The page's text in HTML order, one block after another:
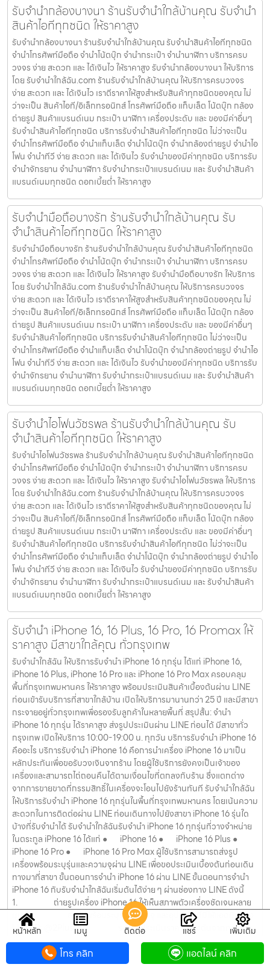
รับจำนำกล้องบางนา ร้านรับจำนำใกล้บ้านคุณ รับจำนำ
สินค้าไอทีทุกชนิด ให้ราคาสูง
รับจำนำกล้องบางนา ร้านรับจำนำใกล้บ้านคุณ รับจำนำสินค้าไอทีทุกชนิด
จำนำโทรศัพท์มือถือ จำนำโน้ตบุ๊ก จำนำกระเป๋า จำนำนาฬิกา บริการครบ
วงจร ง่าย สะดวก และ ได้เงินไว ให้ราคาสูง รับจำนำกล้องบางนา ให้บริการ
โดย รับจํานําใกล้ฉัน.com ร้านรับจำนำใกล้บ้านคุณ ให้บริการครบวงจร
ง่าย สะดวก และ ได้เงินไว เราตีราคาให้สูงสำหรับสินค้าทุกชนิดของคุณ ไม่
ว่าจะเป็น สินค้าไอที/อิเล็กทรอนิกส์ โทรศัพท์มือถือ แท็บเล็ต โน้ตบุ๊ก กล้อง
ถ่ายรูป สินค้าแบรนด์เนม กระเป๋า นาฬิกา เครื่องประดับ และ ของมีค่าอื่นๆ
รับจำนำสินค้าไอทีทุกชนิด บริการรับจำนำสินค้าไอทีทุกชนิด ไม่ว่าจะเป็น
จำนำโทรศัพท์มือถือ จำนำแท็บเล็ต จำนำโน้ตบุ๊ก จำนำกล้องถ่ายรูป จำนำไอ
โฟน จำนำทีวี ง่าย สะดวก และ ได้เงินไว รับจำนำของมีค่าทุกชนิด บริการรับ
จำนำจักรยาน จำนำนาฬิกา รับจำนำกระเป๋าแบรนด์เนม และ รับจำนำสินค้า
แบรนด์เนมทุกชนิด ดอกเบี้ยต่ำ ให้ราคาสูง
รับจำนำมือถือบางรัก ร้านรับจำนำใกล้บ้านคุณ รับ
จำนำสินค้าไอทีทุกชนิด ให้ราคาสูง
รับจำนำมือถือบางรัก ร้านรับจำนำใกล้บ้านคุณ รับจำนำสินค้าไอทีทุกชนิด
จำนำโทรศัพท์มือถือ จำนำโน้ตบุ๊ก จำนำกระเป๋า จำนำนาฬิกา บริการครบ
วงจร ง่าย สะดวก และ ได้เงินไว ให้ราคาสูง รับจำนำมือถือบางรัก ให้บริการ
โดย รับจํานําใกล้ฉัน.com ร้านรับจำนำใกล้บ้านคุณ ให้บริการครบวงจร
ง่าย สะดวก และ ได้เงินไว เราตีราคาให้สูงสำหรับสินค้าทุกชนิดของคุณ ไม่
ว่าจะเป็น สินค้าไอที/อิเล็กทรอนิกส์ โทรศัพท์มือถือ แท็บเล็ต โน้ตบุ๊ก กล้อง
ถ่ายรูป สินค้าแบรนด์เนม กระเป๋า นาฬิกา เครื่องประดับ และ ของมีค่าอื่นๆ
รับจำนำสินค้าไอทีทุกชนิด บริการรับจำนำสินค้าไอทีทุกชนิด ไม่ว่าจะเป็น
จำนำโทรศัพท์มือถือ จำนำแท็บเล็ต จำนำโน้ตบุ๊ก จำนำกล้องถ่ายรูป จำนำไอ
โฟน จำนำทีวี ง่าย สะดวก และ ได้เงินไว รับจำนำของมีค่าทุกชนิด บริการรับ
จำนำจักรยาน จำนำนาฬิกา รับจำนำกระเป๋าแบรนด์เนม และ รับจำนำสินค้า
แบรนด์เนมทุกชนิด ดอกเบี้ยต่ำ ให้ราคาสูง
รับจำนำไอโฟนวัชรพล ร้านรับจำนำใกล้บ้านคุณ รับ
จำนำสินค้าไอทีทุกชนิด ให้ราคาสูง
รับจำนำไอโฟนวัชรพล ร้านรับจำนำใกล้บ้านคุณ รับจำนำสินค้าไอทีทุกชนิด
จำนำโทรศัพท์มือถือ จำนำโน้ตบุ๊ก จำนำกระเป๋า จำนำนาฬิกา บริการครบ
วงจร ง่าย สะดวก และ ได้เงินไว ให้ราคาสูง รับจำนำไอโฟนวัชรพล ให้บริการ
โดย รับจํานําใกล้ฉัน.com ร้านรับจำนำใกล้บ้านคุณ ให้บริการครบวงจร
ง่าย สะดวก และ ได้เงินไว เราตีราคาให้สูงสำหรับสินค้าทุกชนิดของคุณ ไม่
ว่าจะเป็น สินค้าไอที/อิเล็กทรอนิกส์ โทรศัพท์มือถือ แท็บเล็ต โน้ตบุ๊ก กล้อง
ถ่ายรูป สินค้าแบรนด์เนม กระเป๋า นาฬิกา เครื่องประดับ และ ของมีค่าอื่นๆ
รับจำนำสินค้าไอทีทุกชนิด บริการรับจำนำสินค้าไอทีทุกชนิด ไม่ว่าจะเป็น
จำนำโทรศัพท์มือถือ จำนำแท็บเล็ต จำนำโน้ตบุ๊ก จำนำกล้องถ่ายรูป จำนำไอ
โฟน จำนำทีวี ง่าย สะดวก และ ได้เงินไว รับจำนำของมีค่าทุกชนิด บริการรับ
จำนำจักรยาน จำนำนาฬิกา รับจำนำกระเป๋าแบรนด์เนม และ รับจำนำสินค้า
แบรนด์เนมทุกชนิด ดอกเบี้ยต่ำ ให้ราคาสูง
รับจำนำ iPhone 16, 16 Plus, 16 Pro, 16 Promax ให้
ราคาสูง มีสาขาใกล้คุณ ทั่วกรุงเทพ
รับจำนำใกล้ฉัน ให้บริการรับจำนำ iPhone 16 ทุกรุ่น ได้แก่ iPhone 16,
iPhone 16 Plus, iPhone 16 Pro และ iPhone 16 Pro Max ครอบคลุม
พื้นที่กรุงเทพมหานคร ให้ราคาสูง พร้อมประเมินสินค้าเบื้องต้นผ่าน LINE
ก่อนเข้ารับบริการที่สาขาใกล้บ้าน เปิดให้บริการมานานกว่า 25 ปี และมีสาขา
กระจายอยู่ทั่วกรุงเทพเพื่อรองรับลูกค้าในหลายพื้นที่ สรุปสั้น: จำนำ
iPhone 16 ทุกรุ่น ได้ราคาสูง ส่งรูปประเมินผ่าน LINE ก่อนได้ มีสาขาทั่ว
กรุงเทพ เปิดให้บริการ 10:00-19:00 น. ทุกวัน บริการรับจำนำ iPhone 16
คืออะไร บริการรับจำนำ iPhone 16 คือการนำเครื่อง iPhone 16 มาเป็น
หลักประกันเพื่อขอรับวงเงินจากร้าน โดยผู้ใช้บริการยังคงเป็นเจ้าของ
เครื่องและสามารถไถ่ถอนคืนได้ตามเงื่อนไขที่ตกลงกับร้าน ซึ่งแตกต่าง
จากการขายขาดที่กรรมสิทธิ์ในเครื่องจะโอนไปยังร้านทันที รับจำนำใกล้ฉัน
ให้บริการรับจำนำ iPhone 16 ทุกรุ่นในพื้นที่กรุงเทพมหานคร โดยเน้นความ
สะดวกในการติดต่อผ่าน LINE ก่อนเดินทางไปยังสาขา iPhone 16 รุ่นใด
บ้างที่รับจำนำได้ รับจำนำใกล้ฉันรับจำนำ iPhone 16 ทุกรุ่นที่วางจำหน่าย
ในตระกูล iPhone 16 ได้แก่ ● iPhone 16 ● iPhone 16 Plus ●
iPhone 16 Pro ● iPhone 16 Pro Max ผู้ใช้บริการสามารถส่งรูป
เครื่องพร้อมระบุรุ่นและความจุผ่าน LINE เพื่อขอประเมินเบื้องต้นก่อนเดิน
ทางมาที่สาขา ขั้นตอนการจำนำ iPhone 16 ผ่าน LINE ขั้นตอนการจำนำ
iPhone 16 กับรับจำนำใกล้ฉันเริ่มต้นได้ง่าย ๆ ผ่านช่องทาง LINE ดังนี้
1. ถ่ายรูปเครื่อง iPhone 16 ให้เห็นสภาพตัวเครื่องชัดเจนหลาย
มุม 2. ส่งรูปพร้อมระบุรุ่น ความจุ และอุปกรณ์ที่มีให้แอดมินทาง
LINE ID: @2Plus 3. รอการประเมินราคาเบื้องต้นจากทางร้าน
4. นัดหมายวันเวลาเดินทางไปยังสาขาที่สะดวก
หน้าหลัก เมนู ติดต่อ แชร์ เพิ่มเติม
โทร คลิก แอดไลน์ คลิก